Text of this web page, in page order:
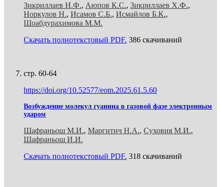
Зикриллаев Н.Ф., Аюпов К.С., Зикриллаев Х.Ф.,
Норкулов Н., Исамов С.Б., Исмайлов Б.К.,
Шоабдурахимова М.М.
Скачать полнотекстовый PDF. 386 скачиваний
стр. 60-64
https://doi.org/10.52577/eom.2025.61.5.60
Возбуждение молекул гуанина в газовой фазе электронным
ударом
Шафраньош М.И., Маргитич Н.А., Суховия М.И.,
Шафраньош И.И.
Скачать полнотекстовый PDF. 318 скачиваний